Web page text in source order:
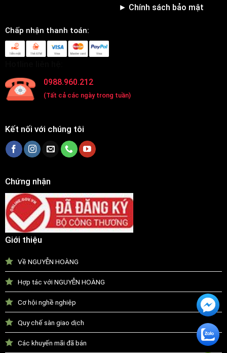
► Chính sách bảo mật
Chấp nhận thanh toán:
0988.960.212
(Tất cả các ngày trong tuần)
Kết nối với chúng tôi
Chứng nhận
Giới thiệu
Về NGUYỄN HOÀNG
Hợp tác với NGUYỄN HOÀNG
Cơ hội nghề nghiệp
Quy chế sàn giao dịch
Các khuyến mãi đã bán